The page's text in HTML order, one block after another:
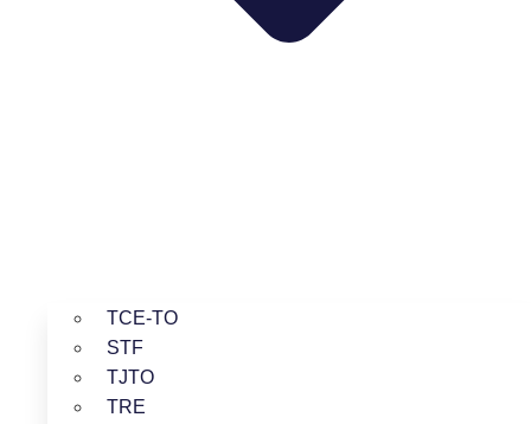
TCE-TO
STF
TJTO
TRE